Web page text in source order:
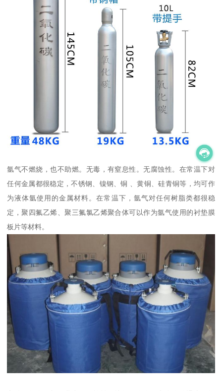
氩气不燃烧，也不助燃。无毒，有窒息性。无腐蚀性。在常温下对
任何金属都很稳定，不锈钢、镍钢、铜 、黄铜、硅青铜等，均可作
为液体氩使用的金属材料。在常温下，氩气对任何树脂类都很稳
定，聚四氟乙烯、聚三氟氯乙烯聚合体可以作为氩气使用的衬垫膜
板片等材料。